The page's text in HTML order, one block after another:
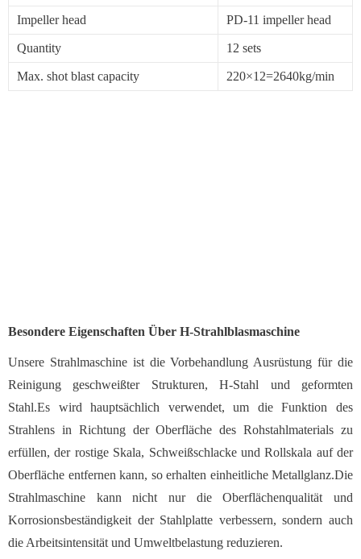
Impeller head PD-11 impeller head
Quantity 12 sets
Max. shot blast capacity 220×12=2640kg/min
Besondere Eigenschaften Über H-Strahlblasmaschine
Unsere Strahlmaschine ist die Vorbehandlung Ausrüstung für die
Reinigung geschweißter Strukturen, H-Stahl und geformten
Stahl.Es wird hauptsächlich verwendet, um die Funktion des
Strahlens in Richtung der Oberfläche des Rohstahlmaterials zu
erfüllen, der rostige Skala, Schweißschlacke und Rollskala auf der
Oberfläche entfernen kann, so erhalten einheitliche Metallglanz.Die
Strahlmaschine kann nicht nur die Oberflächenqualität und
Korrosionsbeständigkeit der Stahlplatte verbessern, sondern auch
die Arbeitsintensität und Umweltbelastung reduzieren.